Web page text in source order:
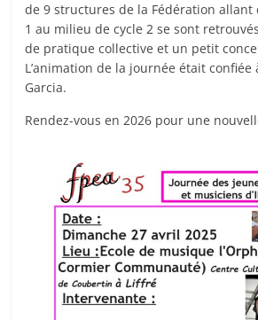
de 9 structures de la Fédération allant
1 au milieu de cycle 2 se sont
de pratique collective et un petit
L’animation de la journée était confiée
Garcia.
Rendez-vous en 2026 pour une